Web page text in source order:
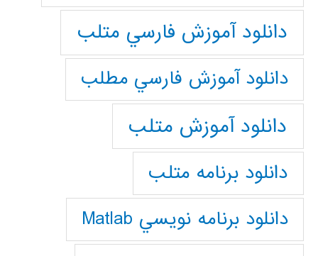
دانلود آموزش فارسي متلب
دانلود آموزش فارسي مطلب
دانلود آموزش متلب
دانلود برنامه متلب
دانلود برنامه نويسي Matlab